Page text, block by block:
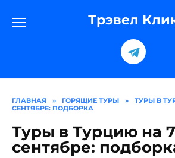
содержанию
Трэвел
ГЛАВНАЯ » ГОРЯЩИЕ ТУРЫ »
ТУРЫ В
СЕНТЯБРЕ: ПОДБОРКА
Туры в Турцию на
сентябре: